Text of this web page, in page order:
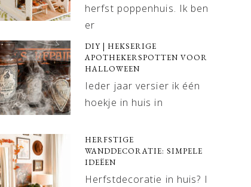
herfst poppenhuis. Ik ben
er
DIY | HEKSERIGE
APOTHEKERSPOTTEN VOOR
HALLOWEEN
Ieder jaar versier ik één
hoekje in huis in
HERFSTIGE
WANDDECORATIE: SIMPELE
IDEËEN
Herfstdecoratie in huis? I